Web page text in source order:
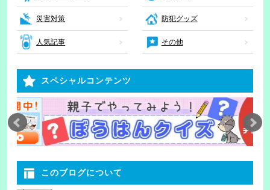
災害対策 防犯グッズ
人気記事 その他
スペシャルコンテンツ
このブログについて